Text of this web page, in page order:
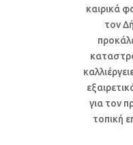
καιρικά
τον
για τον
τοπική